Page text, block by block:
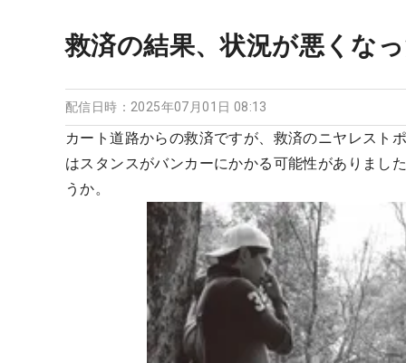
救済の結果、状況が悪く
配信日時： 2025年07月01日 08:13
カート道路からの救済ですが、救済のニヤレスト
はスタンスがバンカーにかかる可能性がありまし
うか。